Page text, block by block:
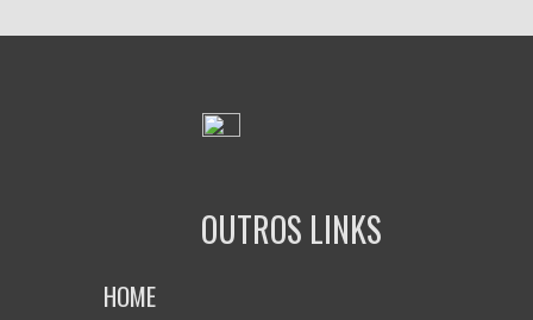
OUTROS LINKS
HOME